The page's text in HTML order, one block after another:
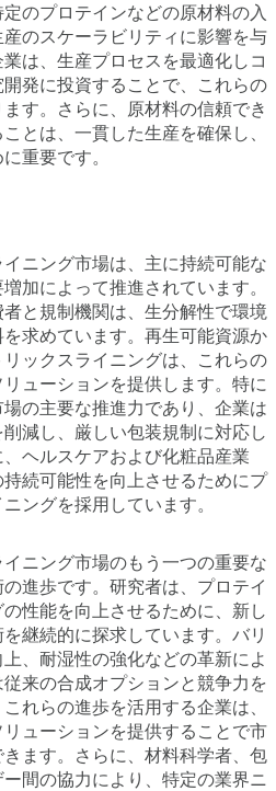
のプロテインなどの原材料の入
のスケーラビリティに影響を与
は、生産プロセスを最適化しコ
発に投資することで、これらの
す。さらに、原材料の信頼でき
とは、一貫した生産を確保し、
重要です。
ニング市場は、主に持続可能な
加によって推進されています。
と規制機関は、生分解性で環境
求めています。再生可能資源か
ックスライニングは、これらの
ューションを提供します。特に
の主要な推進力であり、企業は
減し、厳しい包装規制に対応し
ヘルスケアおよび化粧品産業
続可能性を向上させるためにプ
ングを採用しています。
ニング市場のもう一つの重要な
進歩です。研究者は、プロテイ
性能を向上させるために、新し
継続的に探求しています。バリ
、耐湿性の強化などの革新によ
来の合成オプションと競争力を
れらの進歩を活用する企業は、
ューションを提供することで市
ます。さらに、材料科学者、包
間の協力により、特定の業界ニ